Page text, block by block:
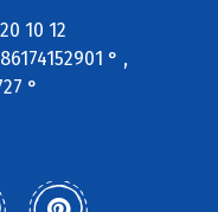
10 12
° ,
°